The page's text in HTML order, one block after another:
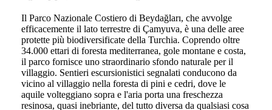
Il Parco Nazionale Costiero di Beydağları, che avvolge
efficacemente il lato terrestre di Çamyuva, è una delle aree
protette più biodiversificate della Turchia. Coprendo oltre
34.000 ettari di foresta mediterranea, gole montane e costa,
il parco fornisce uno straordinario sfondo naturale per il
villaggio. Sentieri escursionistici segnalati conducono da
vicino al villaggio nella foresta di pini e cedri, dove le
aquile volteggiano sopra e l'aria porta una freschezza
resinosa, quasi inebriante, del tutto diversa da qualsiasi cosa